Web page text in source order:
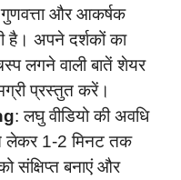
गुणवत्ता और आकर्षक
है। अपने दर्शकों का
लगने वाली बातें शेयर
प्रस्तुत करें।
: लघु वीडियो की अवधि
1-2 मिनट तक
संक्षिप्त बनाएं और